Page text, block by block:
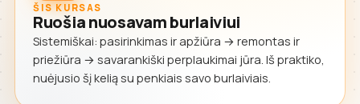
ŠIS KURSAS
Ruošia nuosavam burlaiviui
Sistemiškai: pasirinkimas ir apžiūra → remontas ir
priežiūra → savarankiški perplaukimai jūra. Iš praktiko,
nuėjusio šį kelią su penkiais savo burlaiviais.